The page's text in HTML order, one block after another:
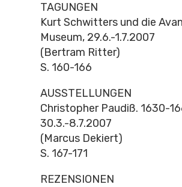
TAGUNGEN
Kurt Schwitters und die
Museum, 29.6.-1.7.2007
(Bertram Ritter)
S. 160-166
AUSSTELLUNGEN
Christopher Paudiß. 1630-
30.3.-8.7.2007
(Marcus Dekiert)
S. 167-171
REZENSIONEN